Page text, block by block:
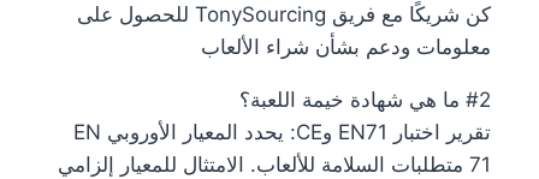
كن شريكًا مع فريق TonySourcing للحصول على
معلومات ودعم بشأن شراء الألعاب
#2 ما هي شهادة خيمة اللعبة؟
تقرير اختبار EN71 وCE: يحدد المعيار الأوروبي EN
71 متطلبات السلامة للألعاب. الامتثال للمعيار إلزامي